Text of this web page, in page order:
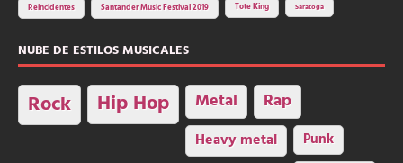
Reincidentes Santander Music Festival 2019 Tote King Saratoga
NUBE DE ESTILOS MUSICALES
Rock Hip Hop Metal Rap
Heavy metal Punk